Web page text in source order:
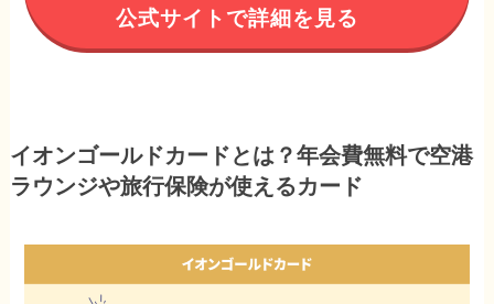
公式サイトで詳細を見る
イオンゴールドカードとは？年会費無料で空港
ラウンジや旅行保険が使えるカード